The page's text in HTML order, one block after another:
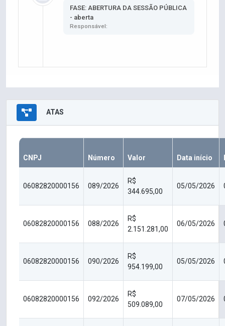
FASE: ABERTURA DA SESSÃO PÚBLICA
- aberta
Responsável:
ATAS
CNPJ Número Valor Data início
06082820000156 089/2026
R$
344.695,00
05/05/2026
06082820000156 088/2026
R$
2.151.281,00
06/05/2026
06082820000156 090/2026
R$
954.199,00
05/05/2026
06082820000156 092/2026
R$
509.089,00
07/05/2026